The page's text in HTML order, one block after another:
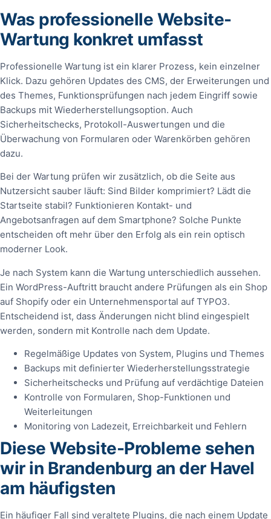
Was professionelle Website-
Wartung konkret umfasst
Professionelle Wartung ist ein klarer Prozess, kein einzelner
Klick. Dazu gehören Updates des CMS, der Erweiterungen und
des Themes, Funktionsprüfungen nach jedem Eingriff sowie
Backups mit Wiederherstellungsoption. Auch
Sicherheitschecks, Protokoll-Auswertungen und die
Überwachung von Formularen oder Warenkörben gehören
dazu.
Bei der Wartung prüfen wir zusätzlich, ob die Seite aus
Nutzersicht sauber läuft: Sind Bilder komprimiert? Lädt die
Startseite stabil? Funktionieren Kontakt- und
Angebotsanfragen auf dem Smartphone? Solche Punkte
entscheiden oft mehr über den Erfolg als ein rein optisch
moderner Look.
Je nach System kann die Wartung unterschiedlich aussehen.
Ein WordPress-Auftritt braucht andere Prüfungen als ein Shop
auf Shopify oder ein Unternehmensportal auf TYPO3.
Entscheidend ist, dass Änderungen nicht blind eingespielt
werden, sondern mit Kontrolle nach dem Update.
Regelmäßige Updates von System, Plugins und Themes
Backups mit definierter Wiederherstellungsstrategie
Sicherheitschecks und Prüfung auf verdächtige Dateien
Kontrolle von Formularen, Shop-Funktionen und
Weiterleitungen
Monitoring von Ladezeit, Erreichbarkeit und Fehlern
Diese Website-Probleme sehen
wir in Brandenburg an der Havel
am häufigsten
Ein häufiger Fall sind veraltete Plugins, die nach einem Update